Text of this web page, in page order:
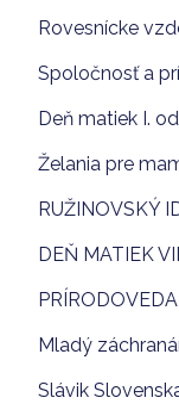
Rovesnícke
Spoločnosť a
Deň matiek I.
Želania pre
RUŽINOVSKÝ
DEŇ MATIEK
Mladý
Slávik